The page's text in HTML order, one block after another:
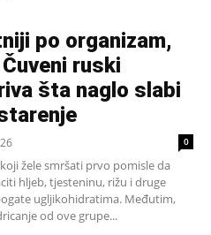
po organizam,
ruski
šta naglo slabi
0
žele smršati prvo pomisle da
hljeb, tjesteninu, rižu i druge
ugljikohidratima. Međutim,
od ove grupe...